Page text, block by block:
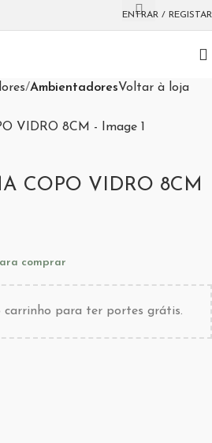
ENTRAR / REGISTAR
AmbientadoresVoltar à loja
COPO VIDRO 8CM
comprar
carrinho para ter portes grátis.